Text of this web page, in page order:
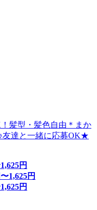
髪型・髪色自由＊まか
友達と一緒に応募OK★
1,625円
1,625円
1,625円